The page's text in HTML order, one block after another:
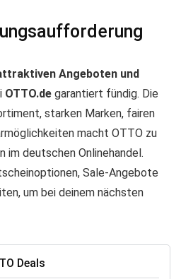
Angeboten und
OTTO.de garantiert fündig. Die
starken Marken, fairen
macht OTTO zu
im deutschen Onlinehandel.
Sale-Angebote
um bei deinem nächsten
Deals